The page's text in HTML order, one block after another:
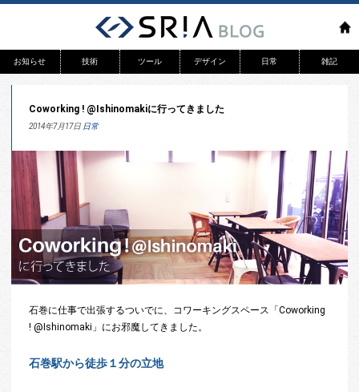
お知らせ 技術
システム開発
アプリ
ツール デザイン 日常 雑記
Coworking ! @Ishinomakiに行ってきました
2014年7月17日 日常
石巻に仕事で出張するついでに、コワーキングスペース「Coworking
! @Ishinomaki」にお邪魔してきました。
石巻駅から徒歩１分の立地